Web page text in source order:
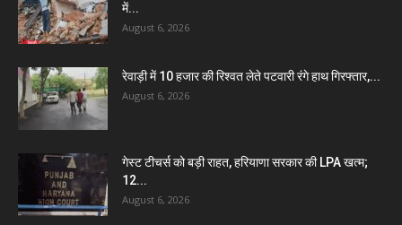
में...
August 6, 2026
रेवाड़ी में 10 हजार की रिश्वत लेते पटवारी रंगे हाथ गिरफ्तार,...
August 6, 2026
गेस्ट टीचर्स को बड़ी राहत, हरियाणा सरकार की LPA खत्म;
12...
August 6, 2026